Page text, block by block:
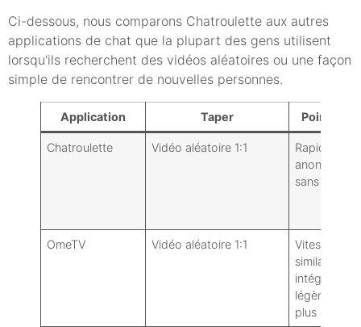
Ci-dessous, nous comparons Chatroulette aux autres
applications de chat que la plupart des gens utilisent
lorsqu'ils recherchent des vidéos aléatoires ou une façon
simple de rencontrer de nouvelles personnes.
Application Taper Points
Chatroulette Vidéo aléatoire 1:1
Rapide,
anonyme,
sans friction
OmeTV Vidéo aléatoire 1:1
Vitesse
similaire,
intégration
légèrement
plus claire